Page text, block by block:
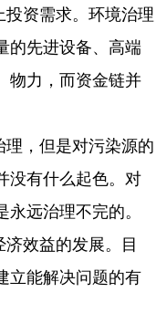
资需求。环境治理
的先进设备、高端
物力，而资金链并
，但是对污染源的
没有什么起色。对
远治理不完的。
效益的发展。目
立能解决问题的有